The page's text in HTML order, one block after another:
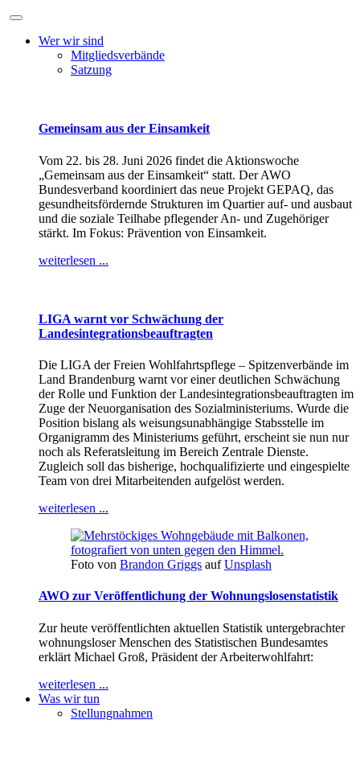
Wer wir sind
Mitgliedsverbände
Satzung
Gemeinsam aus der Einsamkeit
Vom 22. bis 28. Juni 2026 findet die Aktionswoche
„Gemeinsam aus der Einsamkeit“ statt. Der AWO
Bundesverband koordiniert das neue Projekt GEPAQ, das
gesundheitsfördernde Strukturen im Quartier auf- und ausbaut
und die soziale Teilhabe pflegender An- und Zugehöriger
stärkt. Im Fokus: Prävention von Einsamkeit.
weiterlesen ...
LIGA warnt vor Schwächung der
Landesintegrationsbeauftragten
Die LIGA der Freien Wohlfahrtspflege – Spitzenverbände im
Land Brandenburg warnt vor einer deutlichen Schwächung
der Rolle und Funktion der Landesintegrationsbeauftragten im
Zuge der Neuorganisation des Sozialministeriums. Wurde die
Position bislang als weisungsunabhängige Stabsstelle im
Organigramm des Ministeriums geführt, erscheint sie nun nur
noch als Referatsleitung im Bereich Zentrale Dienste.
Zugleich soll das bisherige, hochqualifizierte und eingespielte
Team von drei Mitarbeitenden aufgelöst werden.
weiterlesen ...
Foto von Brandon Griggs aufUnsplash
AWO zur Veröffentlichung der Wohnungslosenstatistik
Zur heute veröffentlichten aktuellen Statistik untergebrachter
wohnungsloser Menschen des Statistischen Bundesamtes
erklärt Michael Groß, Präsident der Arbeiterwohlfahrt:
weiterlesen ...
Was wir tun
Stellungnahmen